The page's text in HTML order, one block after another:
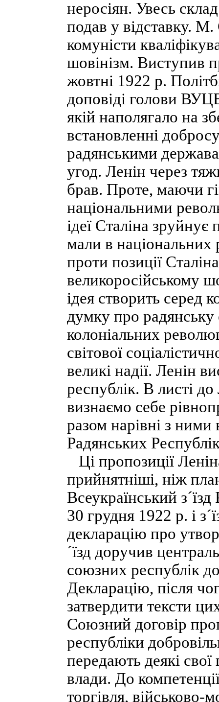
неросіян. Увесь
подав у відставку. М.
комуністи
шовінізм. Виступив
жовтні 1922 р.
доповіді голови
якій наполягало на
встановленні
радянськими
угод. Ленін через
брав. Проте, маючи
національними
ідеї Сталіна
мали в національних
проти позиції
великоросійському
ідея створить серед
думку про
колоніальних
світової
великі надії. Ленін
республік. В листі
визнаємо себе
разом нарівні з
Радянських
Ці пропозиції
прийнятніші, ніж
Всеукраїнський
30 грудня 1922 р. і
декларацію про
´їзд доручив
союзних республік
Декларацію, після
затвердити тексти
Союзний договір
республіки
передають деякі
влади. До
торгівля, військово-